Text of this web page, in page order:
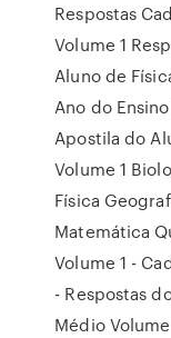
Respostas
Volume 1
Aluno de
Ano do
Apostila do
Volume 1
Física
Matemática
Volume 1 -
- Respostas
Médio